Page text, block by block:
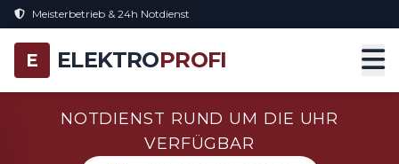
Meisterbetrieb & 24h Notdienst
E ELEKTROPROFI
NOTDIENST RUND UM DIE UHR
VERFÜGBAR